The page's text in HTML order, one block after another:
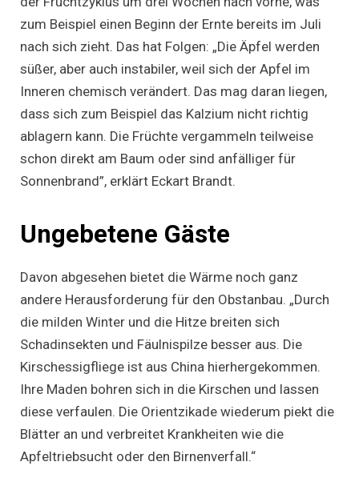
zum Beispiel einen Beginn der Ernte bereits im Juli
nach sich zieht. Das hat Folgen: „Die Äpfel werden
süßer, aber auch instabiler, weil sich der Apfel im
Inneren chemisch verändert. Das mag daran liegen,
dass sich zum Beispiel das Kalzium nicht richtig
ablagern kann. Die Früchte vergammeln teilweise
schon direkt am Baum oder sind anfälliger für
Sonnenbrand”, erklärt Eckart Brandt.
Ungebetene Gäste
Davon abgesehen bietet die Wärme noch ganz
andere Herausforderung für den Obstanbau. „Durch
die milden Winter und die Hitze breiten sich
Schadinsekten und Fäulnispilze besser aus. Die
Kirschessigfliege ist aus China hierhergekommen.
Ihre Maden bohren sich in die Kirschen und lassen
diese verfaulen. Die Orientzikade wiederum piekt die
Blätter an und verbreitet Krankheiten wie die
Apfeltriebsucht oder den Birnenverfall.“